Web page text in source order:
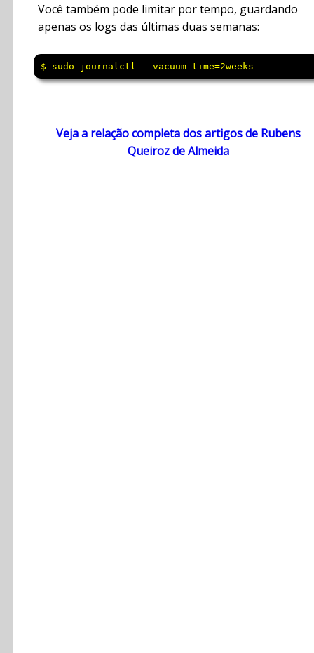
Você também pode limitar por tempo, guardando
apenas os logs das últimas duas semanas:
$ sudo journalctl --vacuum-time=2weeks
Veja a relação completa dos artigos de Rubens
Queiroz de Almeida